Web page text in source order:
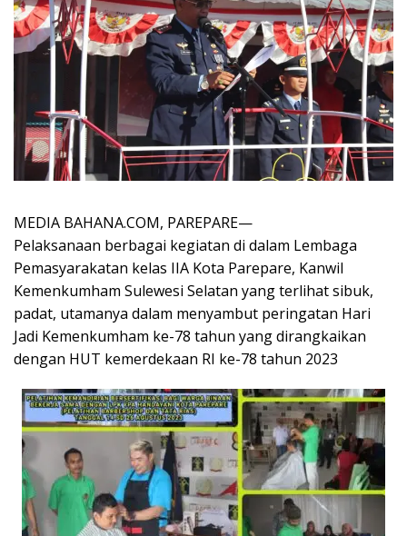
MEDIA BAHANA.COM, PAREPARE—
Pelaksanaan berbagai kegiatan di dalam Lembaga
Pemasyarakatan kelas IIA Kota Parepare, Kanwil
Kemenkumham Sulewesi Selatan yang terlihat sibuk,
padat, utamanya dalam menyambut peringatan Hari
Jadi Kemenkumham ke-78 tahun yang dirangkaikan
dengan HUT kemerdekaan RI ke-78 tahun 2023